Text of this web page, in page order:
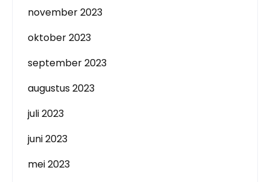
november 2023
oktober 2023
september 2023
augustus 2023
juli 2023
juni 2023
mei 2023